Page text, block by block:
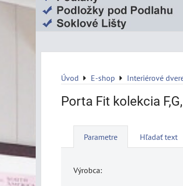
Úvod E-shop Interiérové
Porta Fit kolekcia
Parametre Hľadať text
Výrobca: